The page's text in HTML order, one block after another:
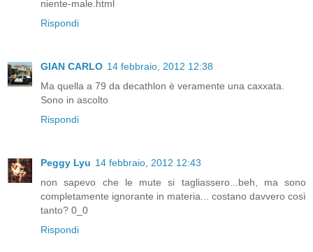
niente-male.html
Rispondi
GIAN CARLO 14 febbraio, 2012 12:38
Ma quella a 79 da decathlon è veramente una caxxata.
Sono in ascolto
Rispondi
Peggy Lyu 14 febbraio, 2012 12:43
non sapevo che le mute si tagliassero...beh, ma sono
completamente ignorante in materia... costano davvero così
tanto? 0_0
Rispondi